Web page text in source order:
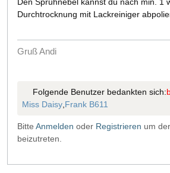
Durchtrocknung mit Lackreiniger
Gruß Andi
Folgende Benutzer bedankten sich:
Miss Daisy Frank B611
Bitte Anmelden oder Registrieren um
beizutreten.